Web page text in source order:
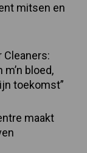
mitsen en
Cleaners:
bloed,
toekomst”
maakt